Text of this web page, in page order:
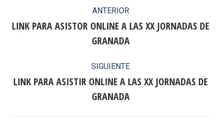
entre
publicaciones
ANTERIOR
Publicación
anterior:
LINK PARA ASISTOR ONLINE A LAS XX JORNADAS DE
GRANADA
SIGUIENTE
Publicación
siguiente:
LINK PARA ASISTIR ONLINE A LAS XX JORNADAS DE
GRANADA